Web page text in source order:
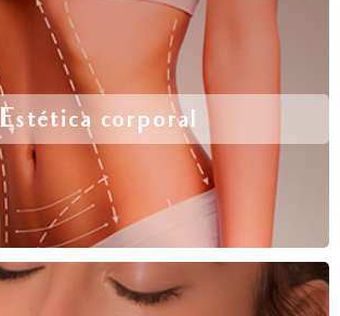
Estética corporal